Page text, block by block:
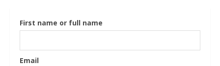
First name or full name
Email